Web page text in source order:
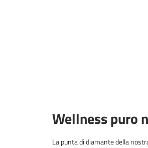
Wellness puro
La punta di diamante della